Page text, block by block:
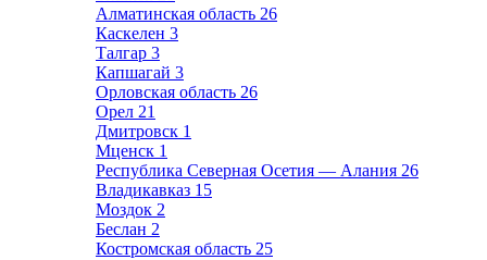
Алматинская область 26
Каскелен 3
Талгар 3
Капшагай 3
Орловская область 26
Орел 21
Дмитровск 1
Мценск 1
Республика Северная Осетия — Алания 26
Владикавказ 15
Моздок 2
Беслан 2
Костромская область 25